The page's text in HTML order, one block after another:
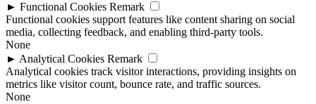
► Functional Cookies Remark
Functional cookies support features like content sharing on social
media, collecting feedback, and enabling third-party tools.
None
► Analytical Cookies Remark
Analytical cookies track visitor interactions, providing insights on
metrics like visitor count, bounce rate, and traffic sources.
None